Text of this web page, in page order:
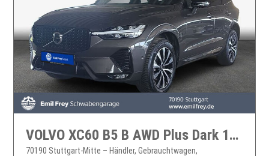
VOLVO XC60 B5 B AWD Plus Dark 184 kW, 5-türig XC60
70190 Stuttgart-Mitte – Händler, Gebrauchtwagen,